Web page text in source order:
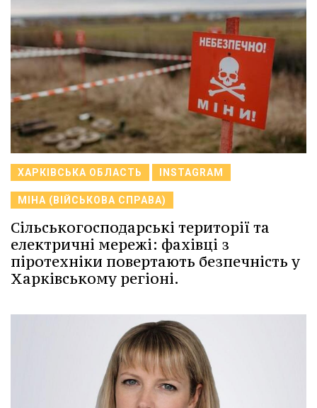
ХАРКІВСЬКА ОБЛАСТЬ INSTAGRAM
МІНА (ВІЙСЬКОВА СПРАВА)
Сільськогосподарські території та
електричні мережі: фахівці з
піротехніки повертають безпечність у
Харківському регіоні.